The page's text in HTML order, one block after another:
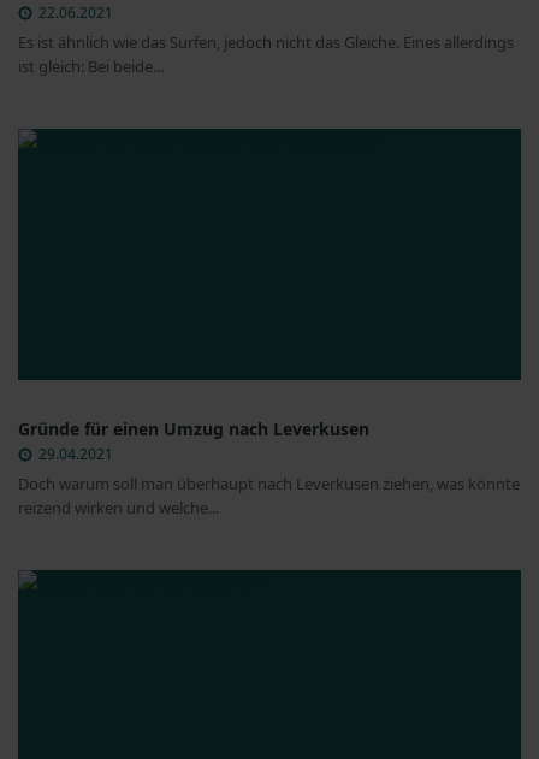
Es ist ähnlich wie das Surfen, jedoch nicht das Gleiche. Eines allerdings
ist gleich: Bei beide...
22.06.2021
Gründe für einen Umzug nach Leverkusen
Doch warum soll man überhaupt nach Leverkusen ziehen, was könnte
reizend wirken und welche...
29.04.2021